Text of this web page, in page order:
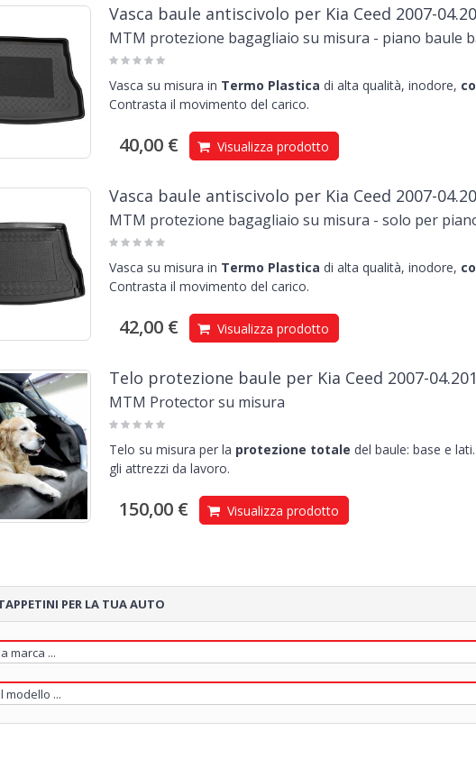
Vasca baule antiscivolo per Kia Ceed 2007-
MTM protezione bagagliaio su misura - piano baule
Vasca su misura in Termo Plastica di alta qualità, inodore,
Contrasta il movimento del carico.
40,00 € Visualizza prodotto
Vasca baule antiscivolo per Kia Ceed 2007-
MTM protezione bagagliaio su misura - solo per
Vasca su misura in Termo Plastica di alta qualità, inodore,
Contrasta il movimento del carico.
42,00 € Visualizza prodotto
Telo protezione baule per Kia Ceed 2007-
MTM Protector su misura
Telo su misura per la protezione totale del baule: base e
gli attrezzi da lavoro.
150,00 € Visualizza prodotto
PER LA TUA AUTO